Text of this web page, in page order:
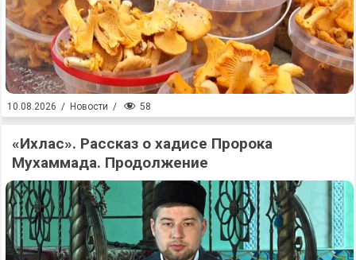
10.08.2026 / Новости / 58
«Ихлас». Рассказ о хадисе Пророка
Мухаммада. Продолжение